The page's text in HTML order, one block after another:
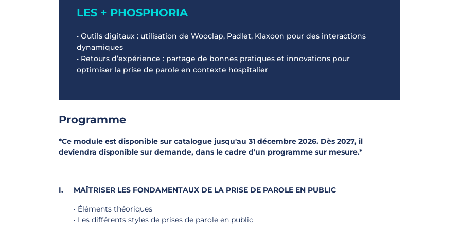
LES + PHOSPHORIA
• Outils digitaux : utilisation de Wooclap, Padlet, Klaxoon pour des interactions
dynamiques
• Retours d’expérience : partage de bonnes pratiques et innovations pour
optimiser la prise de parole en contexte hospitalier
Programme
*Ce module est disponible sur catalogue jusqu'au 31 décembre 2026. Dès 2027, il
deviendra disponible sur demande, dans le cadre d'un programme sur mesure.*
I. MAÎTRISER LES FONDAMENTAUX DE LA PRISE DE PAROLE EN PUBLIC
Éléments théoriques
Les différents styles de prises de parole en public